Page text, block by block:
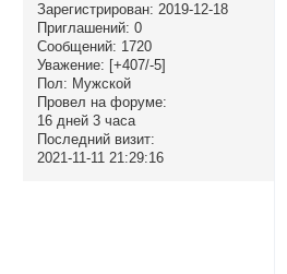
Зарегистрирован: 2019-12-18
Приглашений: 0
Сообщений: 1720
Уважение: [+407/-5]
Пол: Мужской
Провел на форуме:
16 дней 3 часа
Последний визит:
2021-11-11 21:29:16